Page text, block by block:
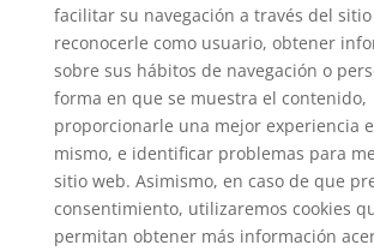
facilitar su navegación a través del
reconocerle como usuario, obtener
sobre sus hábitos de navegación o
forma en que se muestra el contenido,
proporcionarle una mejor experiencia
mismo, e identificar problemas para
sitio web. Asimismo, en caso de que
consentimiento, utilizaremos cookies
permitan obtener más información